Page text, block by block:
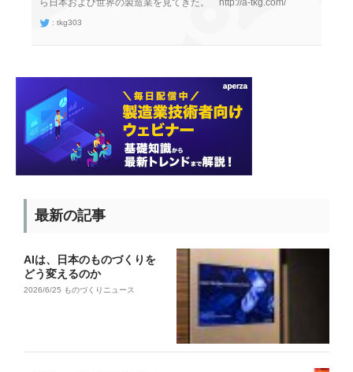
ら日本および世界の製造業を見てきた。 http://a-tkg.com/
: tkg303
最新の記事
AIは、日本のものづくりを
どう変えるのか
2026/6/25 ものづくりニュース